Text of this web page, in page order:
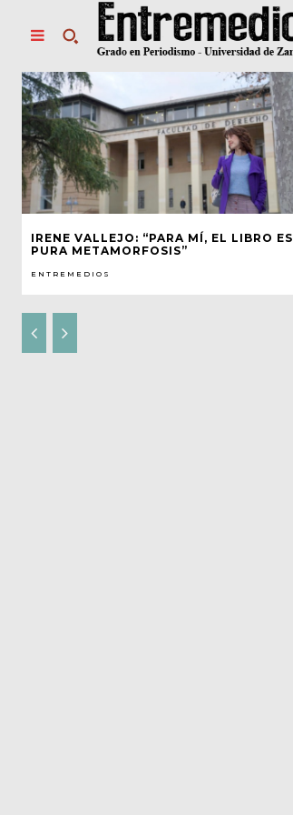
IRENE VALLEJO: “PARA MÍ, EL LIBRO ES
PURA METAMORFOSIS”
ENTREMEDIOS